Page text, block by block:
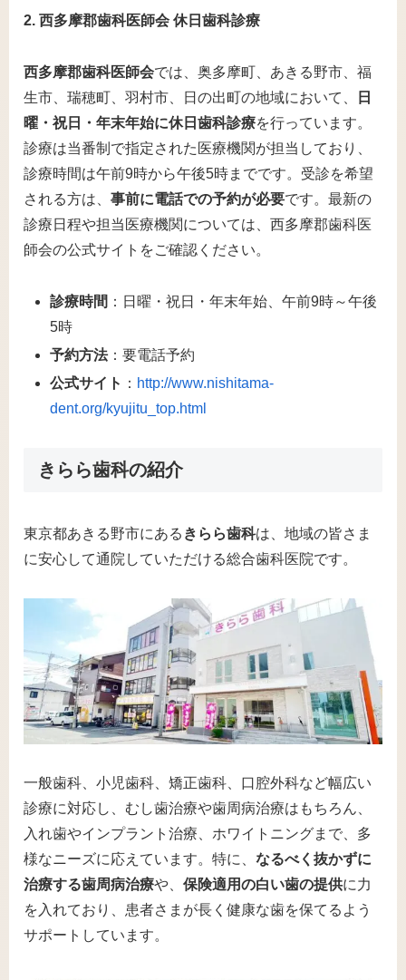
2. 西多摩郡歯科医師会 休日歯科診療
西多摩郡歯科医師会では、奥多摩町、あきる野市、福
生市、瑞穂町、羽村市、日の出町の地域において、
日
曜・祝日・年末年始に休日歯科診療を行っています。
診療は当番制で指定された医療機関が担当しており、
診療時間は午前9時から午後5時までです。受診を希望
される方は、 事前に電話での予約が必要です。最新の
診療日程や担当医療機関については、西多摩郡歯科医
師会の公式サイトをご確認ください。
診療時間 ：日曜・祝日・年末年始、午前9時～午後
5時
予約方法：要電話予約
公式サイト ： http://www.nishitama-
dent.org/kyujitu_top.html
きらら歯科の紹介
東京都あきる野市にある きらら歯科は、地域の皆さま
に安心して通院していただける総合歯科医院です。
一般歯科、小児歯科、矯正歯科、口腔外科など幅広い
診療に対応し、むし歯治療や歯周病治療はもちろん、
入れ歯やインプラント治療、ホワイトニングまで、多
様なニーズに応えています。特に、 なるべく抜かずに
治療する歯周病治療や、 保険適用の白い歯の提供に力
を入れており、患者さまが長く健康な歯を保てるよう
サポートしています。